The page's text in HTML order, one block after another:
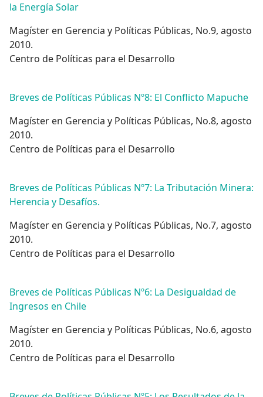
la Energía Solar
Magíster en Gerencia y Políticas Públicas, No.9, agosto
2010.
Centro de Políticas para el Desarrollo
Breves de Políticas Públicas Nº8: El Conflicto Mapuche
Magíster en Gerencia y Políticas Públicas, No.8, agosto
2010.
Centro de Políticas para el Desarrollo
Breves de Políticas Públicas Nº7: La Tributación Minera:
Herencia y Desafíos.
Magíster en Gerencia y Políticas Públicas, No.7, agosto
2010.
Centro de Políticas para el Desarrollo
Breves de Políticas Públicas Nº6: La Desigualdad de
Ingresos en Chile
Magíster en Gerencia y Políticas Públicas, No.6, agosto
2010.
Centro de Políticas para el Desarrollo